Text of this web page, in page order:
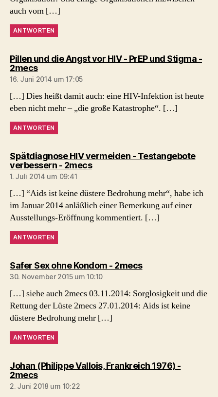
auch vom […]
ANTWORTEN
Pillen und die Angst vor HIV - PrEP und Stigma -
2mecssagt:
16. Juni 2014 um 17:05
[…] Dies heißt damit auch: eine HIV-Infektion ist heute
eben nicht mehr – „die große Katastrophe“. […]
ANTWORTEN
Spätdiagnose HIV vermeiden - Testangebote
verbessern - 2mecssagt:
1. Juli 2014 um 09:41
[…] “Aids ist keine düstere Bedrohung mehr“, habe ich
im Januar 2014 anläßlich einer Bemerkung auf einer
Ausstellungs-Eröffnung kommentiert. […]
ANTWORTEN
Safer Sex ohne Kondom - 2mecssagt:
30. November 2015 um 10:10
[…] siehe auch 2mecs 03.11.2014: Sorglosigkeit und die
Rettung der Lüste 2mecs 27.01.2014: Aids ist keine
düstere Bedrohung mehr […]
ANTWORTEN
Johan (Philippe Vallois, Frankreich 1976) -
2mecssagt:
2. Juni 2018 um 10:22